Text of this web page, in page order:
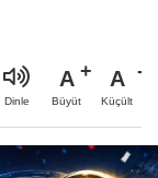
Dinle
A
Büyüt
A
Küçült